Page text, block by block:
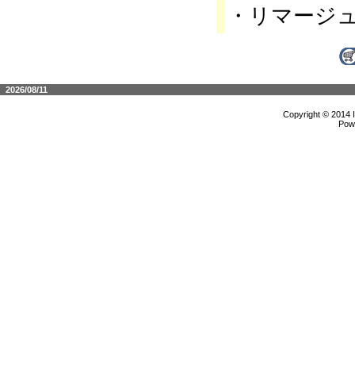
・リマージ
2026/08/11
Copyright © 2014